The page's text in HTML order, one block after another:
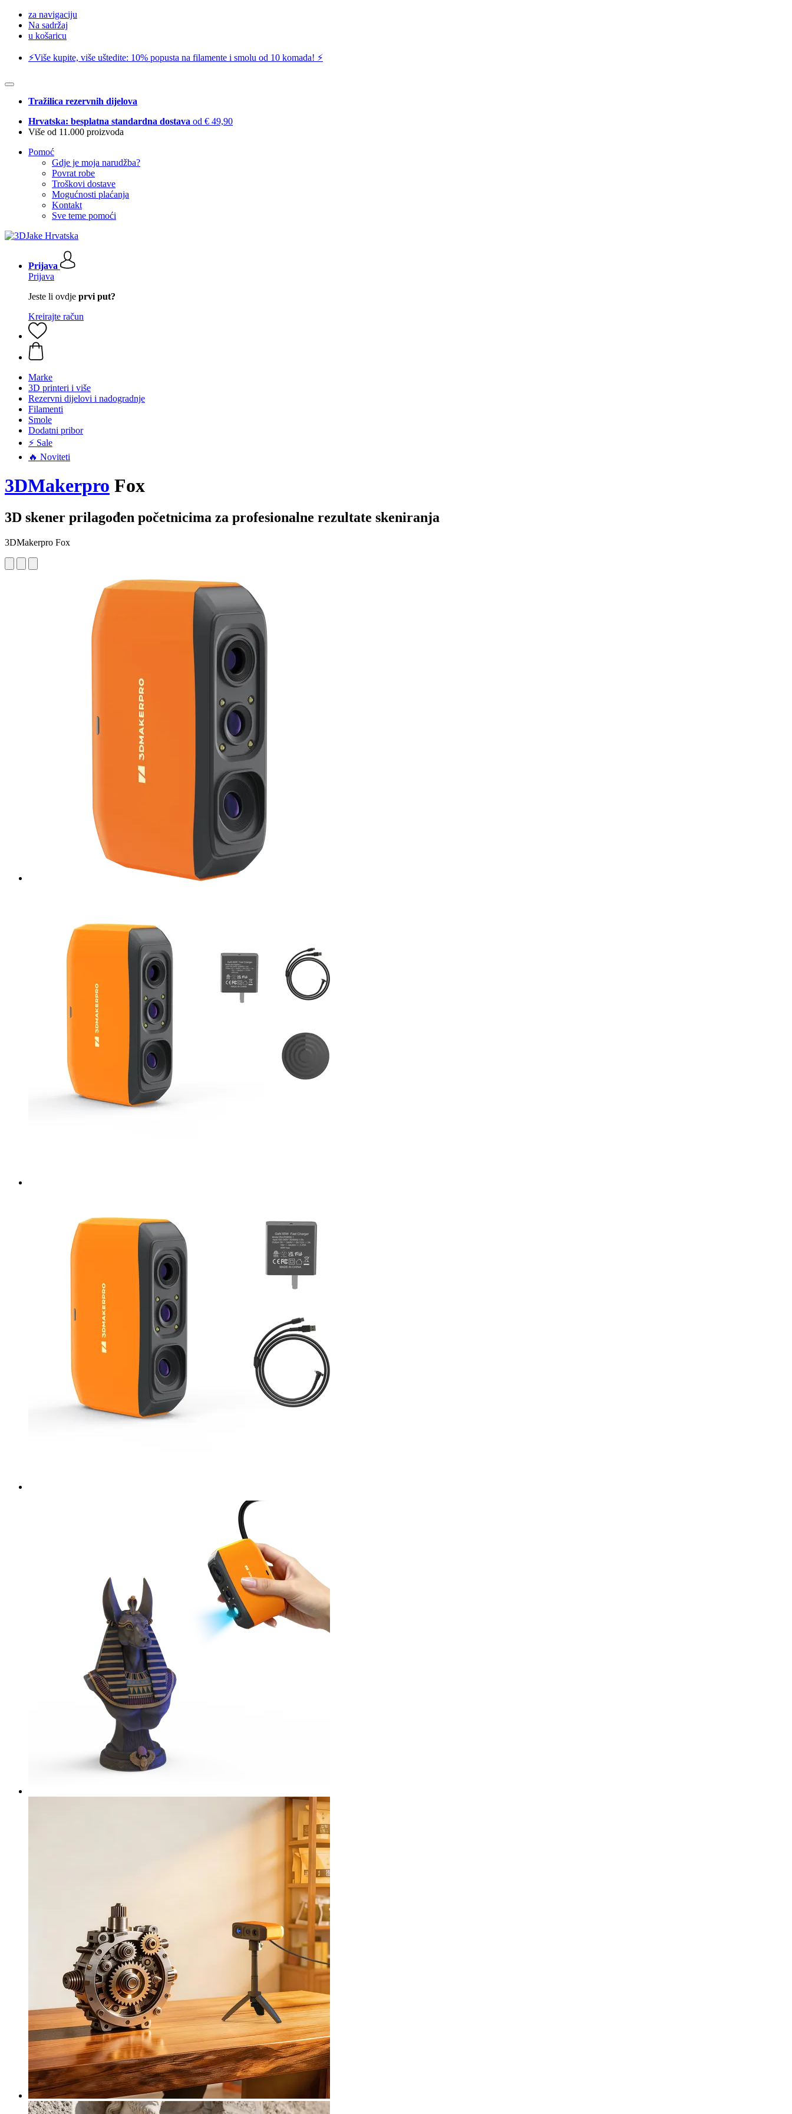
za navigaciju
Na sadržaj
u košaricu
⚡️Više kupite, više uštedite: 10% popusta na filamente i smolu od 10 komada! ⚡️
Tražilica rezervnih dijelova
Hrvatska: besplatna standardna dostava od € 49,90
Više od 11.000 proizvoda
Pomoć
Gdje je moja narudžba?
Povrat robe
Troškovi dostave
Mogućnosti plaćanja
Kontakt
Sve teme pomoći
Prijava
Prijava
Jeste li ovdje prvi put?
Kreirajte račun
Marke
3D printeri i više
Rezervni dijelovi i nadogradnje
Filamenti
Smole
Dodatni pribor
⚡ Sale
🔥 Noviteti
3DMakerpro Fox
3D skener prilagođen početnicima za profesionalne rezultate skeniranja
3DMakerpro Fox